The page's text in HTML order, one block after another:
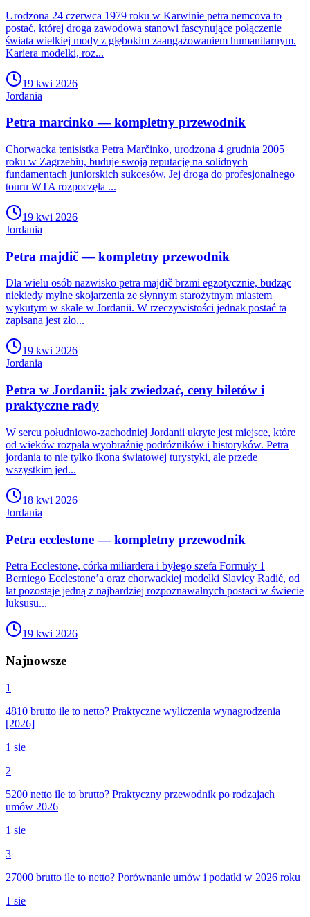
Urodzona 24 czerwca 1979 roku w Karwinie petra nemcova to
postać, której droga zawodowa stanowi fascynujące połączenie
świata wielkiej mody z głębokim zaangażowaniem humanitarnym.
Kariera modelki, roz...
19 kwi 2026
Jordania
Petra marcinko — kompletny przewodnik
Chorwacka tenisistka Petra Marčinko, urodzona 4 grudnia 2005
roku w Zagrzebiu, buduje swoją reputację na solidnych
fundamentach juniorskich sukcesów. Jej droga do profesjonalnego
touru WTA rozpoczęła ...
19 kwi 2026
Jordania
Petra majdič — kompletny przewodnik
Dla wielu osób nazwisko petra majdič brzmi egzotycznie, budząc
niekiedy mylne skojarzenia ze słynnym starożytnym miastem
wykutym w skale w Jordanii. W rzeczywistości jednak postać ta
zapisana jest zło...
19 kwi 2026
Jordania
Petra w Jordanii: jak zwiedzać, ceny biletów i
praktyczne rady
W sercu południowo-zachodniej Jordanii ukryte jest miejsce, które
od wieków rozpala wyobraźnię podróżników i historyków. Petra
jordania to nie tylko ikona światowej turystyki, ale przede
wszystkim jed...
18 kwi 2026
Jordania
Petra ecclestone — kompletny przewodnik
Petra Ecclestone, córka miliardera i byłego szefa Formuły 1
Berniego Ecclestone’a oraz chorwackiej modelki Slavicy Radić, od
lat pozostaje jedną z najbardziej rozpoznawalnych postaci w świecie
luksusu...
19 kwi 2026
Najnowsze
1
4810 brutto ile to netto? Praktyczne wyliczenia wynagrodzenia
[2026]
1 sie
2
5200 netto ile to brutto? Praktyczny przewodnik po rodzajach
umów 2026
1 sie
3
27000 brutto ile to netto? Porównanie umów i podatki w 2026 roku
1 sie